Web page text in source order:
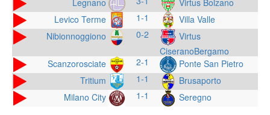
Levico Terme
1-1
Villa Valle
Nibionnoggiono
0-2
Virtus
CiseranoBergamo
Scanzorosciate
2-1
Ponte San Pietro
Tritium
1-1
Brusaporto
Milano City
1-1 Seregno